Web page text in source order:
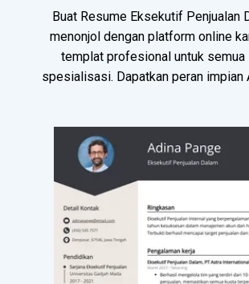
Buat Resume Eksekutif Penjualan
menonjol dengan platform online
templat profesional untuk semua
spesialisasi. Dapatkan peran impian